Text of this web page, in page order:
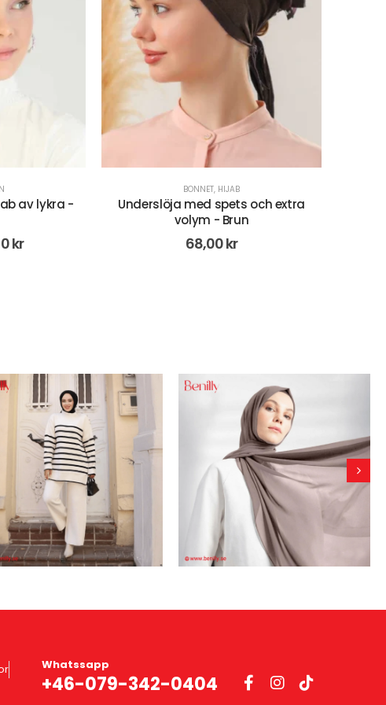
och extra
BONNET, HIJAB
Underslöja med spets och extra
volym - Mörkröd
68,00kr 24,00
Whatssapp
+46-079-342-0404